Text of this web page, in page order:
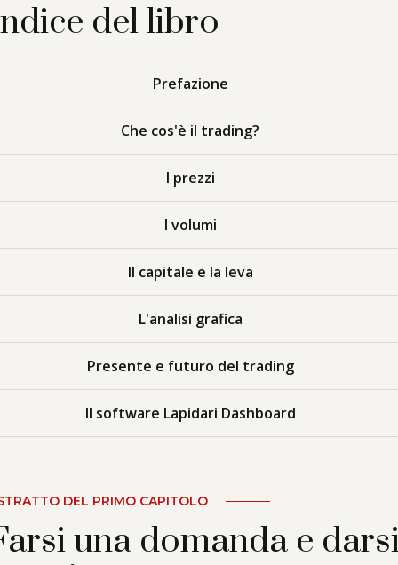
del libro
Prefazione
Che cos'è il trading?
I prezzi
I volumi
Il capitale e la leva
L'analisi grafica
Presente e futuro del trading
Il software Lapidari Dashboard
DEL PRIMO CAPITOLO
una domanda e